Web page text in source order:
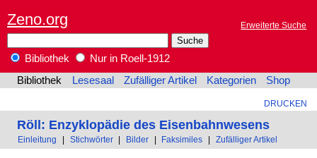
Zeno.org Erweiterte Suche
Bibliothek
Nur in Roell-1912
Bibliothek
Lesesaal Zufälliger Artikel Kategorien Shop
DRUCKEN
Röll: Enzyklopädie des Eisenbahnwesens
Einleitung Stichwörter Bilder Faksimiles Zufälliger Artikel